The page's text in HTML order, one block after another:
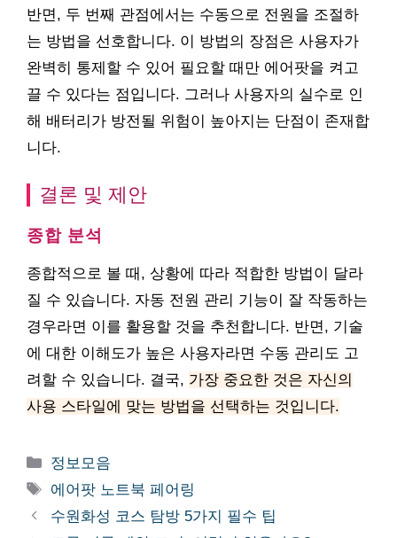
반면, 두 번째 관점에서는 수동으로 전원을 조절하
는 방법을 선호합니다. 이 방법의 장점은 사용자가
완벽히 통제할 수 있어 필요할 때만 에어팟을 켜고
끌 수 있다는 점입니다. 그러나 사용자의 실수로 인
해 배터리가 방전될 위험이 높아지는 단점이 존재합
니다.
결론 및 제안
종합 분석
종합적으로 볼 때, 상황에 따라 적합한 방법이 달라
질 수 있습니다. 자동 전원 관리 기능이 잘 작동하는
경우라면 이를 활용할 것을 추천합니다. 반면, 기술
에 대한 이해도가 높은 사용자라면 수동 관리도 고
려할 수 있습니다. 결국, 가장 중요한 것은 자신의
사용 스타일에 맞는 방법을 선택하는 것입니다.
카
테
리
정보모음
태
그
에어팟 노트북 페어링
수원화성 코스 탐방 5가지 필수 팁